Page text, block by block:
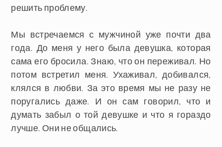
решить проблему.
Мы встречаемся с мужчиной уже почти два
года. До меня у него была девушка, которая
сама его бросила. Знаю, что он переживал. Но
потом встретил меня. Ухаживал, добивался,
клялся в любви. За это время мы не разу не
поругались даже. И он сам говорил, что и
думать забыл о той девушке и что я гораздо
лучше. Они не общались.